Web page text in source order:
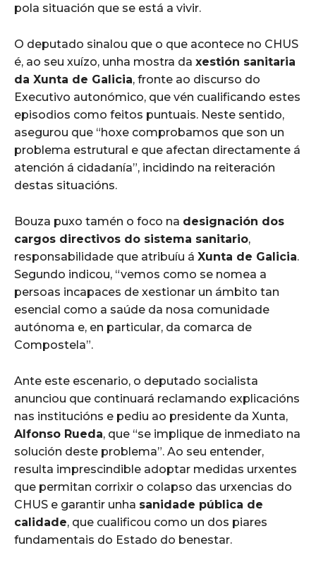
pola situación que se está a vivir.
O deputado sinalou que o que acontece no CHUS
é, ao seu xuízo, unha mostra da xestión sanitaria
da Xunta de Galicia, fronte ao discurso do
Executivo autonómico, que vén cualificando estes
episodios como feitos puntuais. Neste sentido,
asegurou que “hoxe comprobamos que son un
problema estrutural e que afectan directamente á
atención á cidadanía”, incidindo na reiteración
destas situacións.
Bouza puxo tamén o foco na designación dos
cargos directivos do sistema sanitario,
responsabilidade que atribuíu á Xunta de Galicia.
Segundo indicou, “vemos como se nomea a
persoas incapaces de xestionar un ámbito tan
esencial como a saúde da nosa comunidade
autónoma e, en particular, da comarca de
Compostela”.
Ante este escenario, o deputado socialista
anunciou que continuará reclamando explicacións
nas institucións e pediu ao presidente da Xunta,
Alfonso Rueda, que “se implique de inmediato na
solución deste problema”. Ao seu entender,
resulta imprescindible adoptar medidas urxentes
que permitan corrixir o colapso das urxencias do
CHUS e garantir unha sanidade pública de
calidade, que cualificou como un dos piares
fundamentais do Estado do benestar.